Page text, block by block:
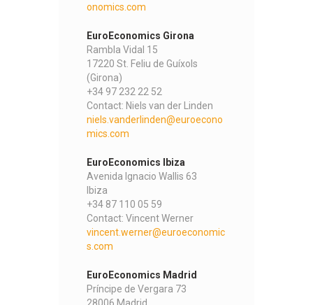
onomics.com
EuroEconomics Girona
Rambla Vidal 15
17220 St. Feliu de Guíxols
(Girona)
+34 97 232 22 52
Contact: Niels van der Linden
niels.vanderlinden@euroecono
mics.com
EuroEconomics Ibiza
Avenida Ignacio Wallis 63
Ibiza
+34 87 110 05 59
Contact: Vincent Werner
vincent.werner@euroeconomic
s.com
EuroEconomics Madrid
Príncipe de Vergara 73
28006 Madrid